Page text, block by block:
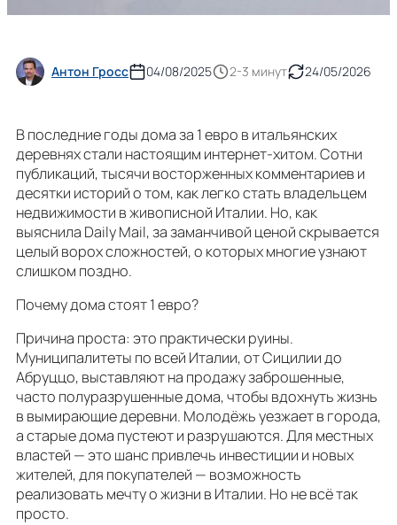
Антон Гросс 04/08/2025 2-3 минут 24/05/2026
В последние годы дома за 1 евро в итальянских
деревнях стали настоящим интернет-хитом. Сотни
публикаций, тысячи восторженных комментариев и
десятки историй о том, как легко стать владельцем
недвижимости в живописной Италии. Но, как
выяснила Daily Mail, за заманчивой ценой скрывается
целый ворох сложностей, о которых многие узнают
слишком поздно.
Почему дома стоят 1 евро?
Причина проста: это практически руины.
Муниципалитеты по всей Италии, от Сицилии до
Абруццо, выставляют на продажу заброшенные,
часто полуразрушенные дома, чтобы вдохнуть жизнь
в вымирающие деревни. Молодёжь уезжает в города,
а старые дома пустеют и разрушаются. Для местных
властей — это шанс привлечь инвестиции и новых
жителей, для покупателей — возможность
реализовать мечту о жизни в Италии. Но не всё так
просто.